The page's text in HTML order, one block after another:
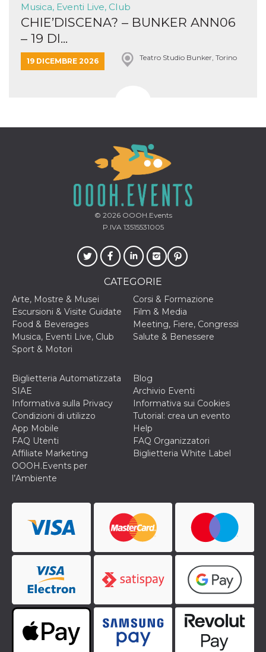
Musica, Eventi Live, Club
CHIE’DISCENA? – BUNKER ANN06
– 19 DI...
19 DICEMBRE 2026 Teatro Studio Bunker, Torino
© 2026OOOH.Events
P.IVA 13515531005
CATEGORIE
Arte, Mostre & Musei
Corsi & Formazione
Escursioni & Visite Guidate
Film & Media
Food & Beverages
Meeting, Fiere, Congressi
Musica, Eventi Live, Club
Salute & Benessere
Sport & Motori
Biglietteria Automatizzata
SIAE
Blog
Archivio Eventi
Informativa sulla Privacy
Informativa sui Cookies
Condizioni di utilizzo
Tutorial: crea un evento
App Mobile
Help
FAQ Utenti
FAQ Organizzatori
Affiliate Marketing
Biglietteria White Label
OOOH.Events per
l’Ambiente